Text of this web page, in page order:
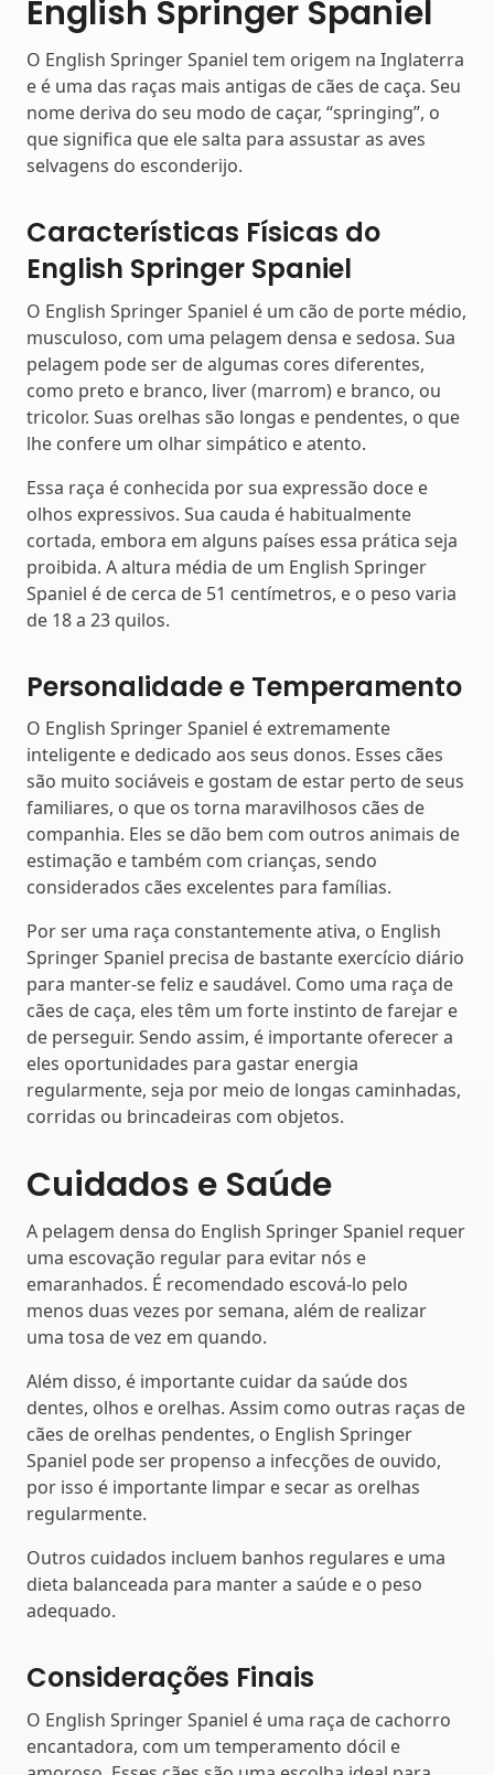
English Springer Spaniel
O English Springer Spaniel tem origem na Inglaterra
e é uma das raças mais antigas de cães de caça. Seu
nome deriva do seu modo de caçar, “springing”, o
que significa que ele salta para assustar as aves
selvagens do esconderijo.
Características Físicas do
English Springer Spaniel
O English Springer Spaniel é um cão de porte médio,
musculoso, com uma pelagem densa e sedosa. Sua
pelagem pode ser de algumas cores diferentes,
como preto e branco, liver (marrom) e branco, ou
tricolor. Suas orelhas são longas e pendentes, o que
lhe confere um olhar simpático e atento.
Essa raça é conhecida por sua expressão doce e
olhos expressivos. Sua cauda é habitualmente
cortada, embora em alguns países essa prática seja
proibida. A altura média de um English Springer
Spaniel é de cerca de 51 centímetros, e o peso varia
de 18 a 23 quilos.
Personalidade e Temperamento
O English Springer Spaniel é extremamente
inteligente e dedicado aos seus donos. Esses cães
são muito sociáveis e gostam de estar perto de seus
familiares, o que os torna maravilhosos cães de
companhia. Eles se dão bem com outros animais de
estimação e também com crianças, sendo
considerados cães excelentes para famílias.
Por ser uma raça constantemente ativa, o English
Springer Spaniel precisa de bastante exercício diário
para manter-se feliz e saudável. Como uma raça de
cães de caça, eles têm um forte instinto de farejar e
de perseguir. Sendo assim, é importante oferecer a
eles oportunidades para gastar energia
regularmente, seja por meio de longas caminhadas,
corridas ou brincadeiras com objetos.
Cuidados e Saúde
A pelagem densa do English Springer Spaniel requer
uma escovação regular para evitar nós e
emaranhados. É recomendado escová-lo pelo
menos duas vezes por semana, além de realizar
uma tosa de vez em quando.
Além disso, é importante cuidar da saúde dos
dentes, olhos e orelhas. Assim como outras raças de
cães de orelhas pendentes, o English Springer
Spaniel pode ser propenso a infecções de ouvido,
por isso é importante limpar e secar as orelhas
regularmente.
Outros cuidados incluem banhos regulares e uma
dieta balanceada para manter a saúde e o peso
adequado.
Considerações Finais
O English Springer Spaniel é uma raça de cachorro
encantadora, com um temperamento dócil e